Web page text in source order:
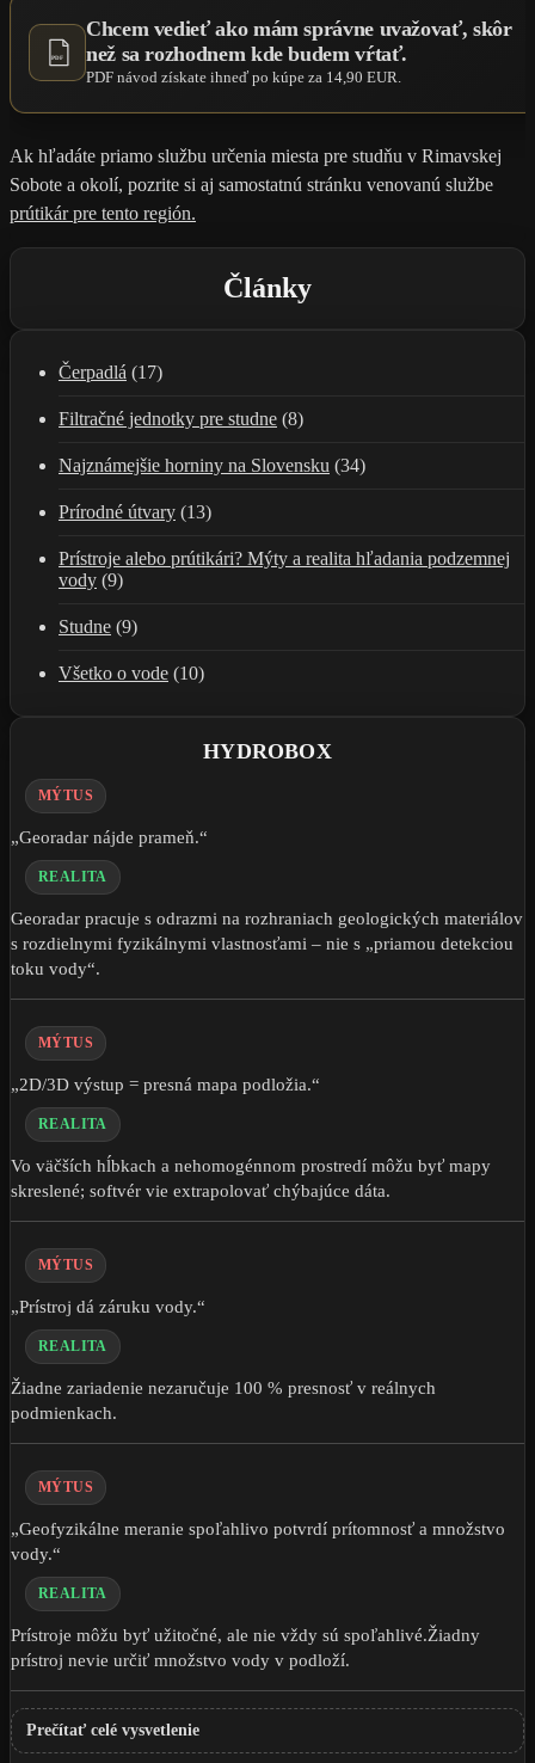
PDF
Chcem vedieť ako mám správne uvažovať, skôr
než sa rozhodnem kde budem vŕtať.
PDF návod získate ihneď po kúpe za 14,90 EUR.
Ak hľadáte priamo službu určenia miesta pre studňu v Rimavskej
Sobote a okolí, pozrite si aj samostatnú stránku venovanú službe
prútikár pre tento región.
Články
Čerpadlá (17)
Filtračné jednotky pre studne (8)
Najznámejšie horniny na Slovensku (34)
Prírodné útvary (13)
Prístroje alebo prútikári? Mýty a realita hľadania podzemnej
vody (9)
Studne (9)
Všetko o vode (10)
HYDROBOX
MÝTUS
„Georadar nájde prameň.“
REALITA
Georadar pracuje s odrazmi na rozhraniach geologických materiálov
s rozdielnymi fyzikálnymi vlastnosťami – nie s „priamou detekciou
toku vody“.
MÝTUS
„2D/3D výstup = presná mapa podložia.“
REALITA
Vo väčších hĺbkach a nehomogénnom prostredí môžu byť mapy
skreslené; softvér vie extrapolovať chýbajúce dáta.
MÝTUS
„Prístroj dá záruku vody.“
REALITA
Žiadne zariadenie nezaručuje 100 % presnosť v reálnych
podmienkach.
MÝTUS
„Geofyzikálne meranie spoľahlivo potvrdí prítomnosť a množstvo
vody.“
REALITA
Prístroje môžu byť užitočné, ale nie vždy sú spoľahlivé.Žiadny
prístroj nevie určiť množstvo vody v podloží.
Prečítať celé vysvetlenie